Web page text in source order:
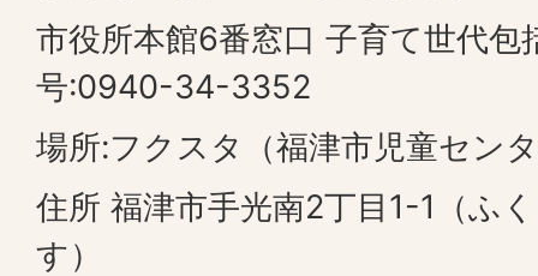
市役所本館6番窓口 子育て世代
号:0940-34-3352
場所:フクスタ（福津市児童セン
住所 福津市手光南2丁目1-1（ふ
す）